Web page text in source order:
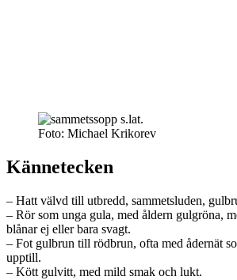
Foto: Michael Krikorev
Kännetecken
– Hatt välvd till utbredd, sammetsluden,
– Rör som unga gula, med åldern gulgröna,
blånar ej eller bara svagt.
– Fot gulbrun till rödbrun, ofta med ådernät
upptill.
– Kött gulvitt, med mild smak och lukt.